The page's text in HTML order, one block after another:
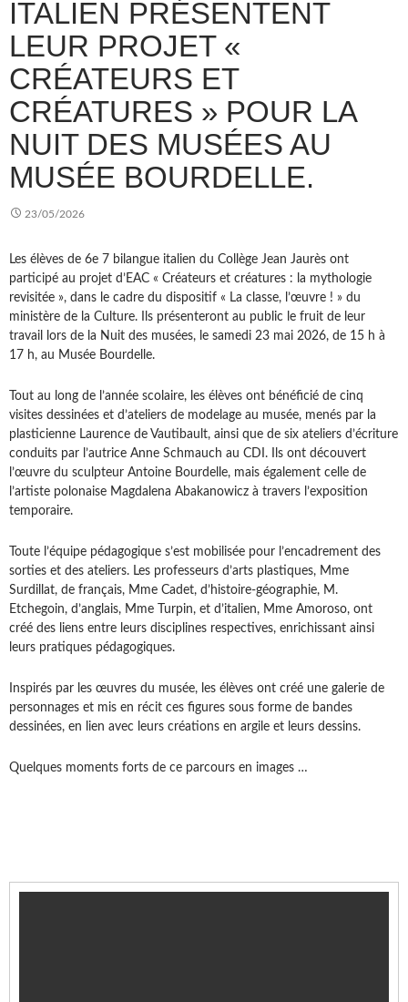
ITALIEN PRÉSENTENT
LEUR PROJET «
CRÉATEURS ET
CRÉATURES » POUR LA
NUIT DES MUSÉES AU
MUSÉE BOURDELLE.
23/05/2026
Les élèves de 6e 7 bilangue italien du Collège Jean Jaurès ont
participé au projet d’EAC « Créateurs et créatures : la mythologie
revisitée », dans le cadre du dispositif « La classe, l’œuvre ! » du
ministère de la Culture. Ils présenteront au public le fruit de leur
travail lors de la Nuit des musées, le samedi 23 mai 2026, de 15 h à
17 h, au Musée Bourdelle.
Tout au long de l’année scolaire, les élèves ont bénéficié de cinq
visites dessinées et d’ateliers de modelage au musée, menés par la
plasticienne Laurence de Vautibault, ainsi que de six ateliers d’écriture
conduits par l’autrice Anne Schmauch au CDI. Ils ont découvert
l’œuvre du sculpteur Antoine Bourdelle, mais également celle de
l’artiste polonaise Magdalena Abakanowicz à travers l’exposition
temporaire.
Toute l’équipe pédagogique s’est mobilisée pour l’encadrement des
sorties et des ateliers. Les professeurs d’arts plastiques, Mme
Surdillat, de français, Mme Cadet, d’histoire-géographie, M.
Etchegoin, d’anglais, Mme Turpin, et d’italien, Mme Amoroso, ont
créé des liens entre leurs disciplines respectives, enrichissant ainsi
leurs pratiques pédagogiques.
Inspirés par les œuvres du musée, les élèves ont créé une galerie de
personnages et mis en récit ces figures sous forme de bandes
dessinées, en lien avec leurs créations en argile et leurs dessins.
Quelques moments forts de ce parcours en images …